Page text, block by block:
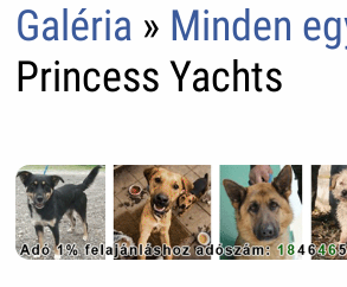
Galéria » Minden
Princess Yachts